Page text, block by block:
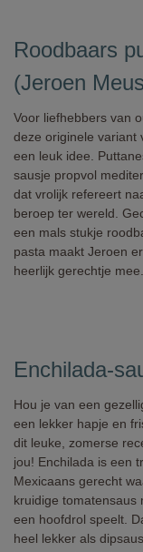
Roodbaars
(Jeroen
Voor liefhebbers van
deze originele variant
een leuk idee.
sausje propvol
dat vrolijk refereert
beroep ter wereld.
een mals stukje
pasta maakt Jeroen
heerlijk gerechtje mee.
Enchilada-
Hou je van een
een lekker hapje en
dit leuke, zomerse
jou! Enchilada is een
Mexicaans gerecht
kruidige tomatensaus
een hoofdrol speelt.
heel lekker als